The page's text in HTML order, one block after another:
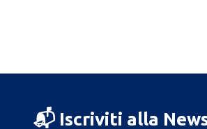
📬 Iscriviti alla